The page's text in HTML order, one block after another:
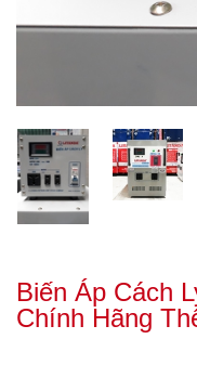
Biến Áp Cách
Chính Hãng